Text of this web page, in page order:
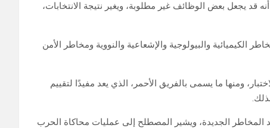
قد يجعل بعض الوظائف غير مطلوبة، ويغير نتيجة الانتخابات،
الكيميائية والبيولوجية والإشعاعية والنووية ومخاطر الأمن
ومنها ما يسمى بالفريق الأحمر، الذي يعد مفيدًا لتقييم
المخاطر الجديدة، ويشير المصطلح إلى عمليات محاكاة الحرب